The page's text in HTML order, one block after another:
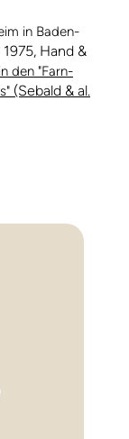
in Baden-
Hand &
den "Farn-
(Sebald & al.